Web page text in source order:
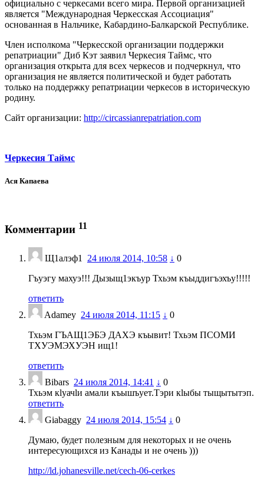
официально с черкесами всего мира. Первой организацией
является "Международная Черкесская Ассоциация"
основанная в Нальчике, Кабардино-Балкарской Республике.
Член исполкома "Черкесской организации поддержки
репатриации" Диб Кэт заявил Черкесия Таймс, что
организация открыта для всех черкесов и подчеркнул, что
организация не является политической и будет работать
только на поддержку репатриации черкесов в историческую
родину.
Сайт организации: http://circassianrepatriation.com
Черкесия Таймс
Ася Капаева
Комментарии 11
Щ1алэф1 24 июля 2014, 10:58 ↓ 0
Гъуэгу махуэ!!! Дызыщ1экъур Тхьэм къыддигъэхъу!!!!!
ответить
Adamey 24 июля 2014, 11:15 ↓ 0
Тхьэм ГЪАЩ1ЭБЭ ДАХЭ къывит! Тхьэм ПСОМИ
ТХУЭМЭХУЭН ищ1!
ответить
Bibars 24 июля 2014, 14:41 ↓ 0
Тхьэм кlуачlи амали къышъует.Тэри кlыбы тыщытытэп.
ответить
Giabaggy 24 июля 2014, 15:54 ↓ 0
Думаю, будет полезным для некоторых и не очень
интересующихся из Канады и не очень )))
http://ld.johanesville.net/cech-06-cerkes